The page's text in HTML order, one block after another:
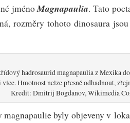
jménoMagnapaulia. Tato
rozměry tohoto dinosaura
hadrosaurid magnapaulia z Mexika
Hmotnost nelze přesně odhadnout,
Kredit: Dmitrij Bogdanov, Wikimedia
magnapaulie byly objeveny v